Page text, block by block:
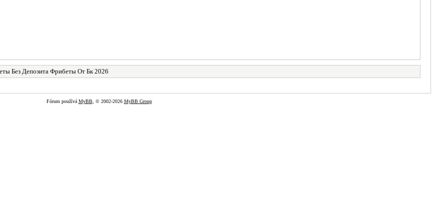
Без Депозита Фрибеты От Бк 2026
Fórum používá MyBB, © 2002-2026 MyBB Group